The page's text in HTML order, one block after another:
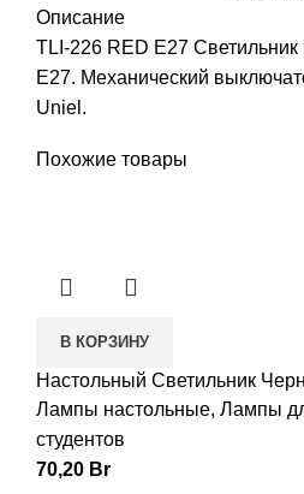
Описание
TLI-226 RED E27
Е27. Механический
Uniel.
Похожие товары
В КОРЗИНУ
Настольный Светильник
Лампы настольные, Лампы
студентов
70,20 Br